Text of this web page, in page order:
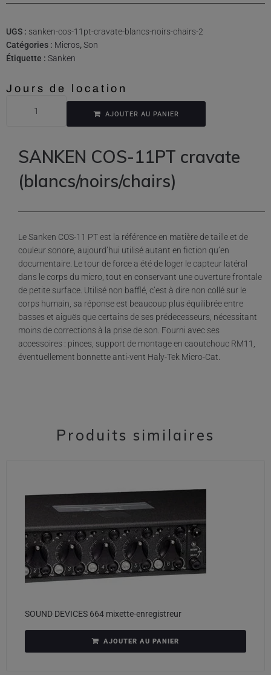
UGS : sanken-cos-11pt-cravate-blancs-noirs-chairs-2
Catégories : Micros,Son
Étiquette : Sanken
Jours de location
AJOUTER AU PANIER
SANKEN COS-11PT cravate
(blancs/noirs/chairs)
Le Sanken COS-11 PT est la référence en matière de taille et de
couleur sonore, aujourd’hui utilisé autant en fiction qu’en
documentaire. Le tour de force a été de loger le capteur latéral
dans le corps du micro, tout en conservant une ouverture frontale
de petite surface. Utilisé non bafflé, c’est à dire non collé sur le
corps humain, sa réponse est beaucoup plus équilibrée entre
basses et aiguës que certains de ses prédecesseurs, nécessitant
moins de corrections à la prise de son. Fourni avec ses
accessoires : pinces, support de montage en caoutchouc RM11,
éventuellement bonnette anti-vent Haly-Tek Micro-Cat.
Produits similaires
SOUND DEVICES 664 mixette-enregistreur
AJOUTER AU PANIER